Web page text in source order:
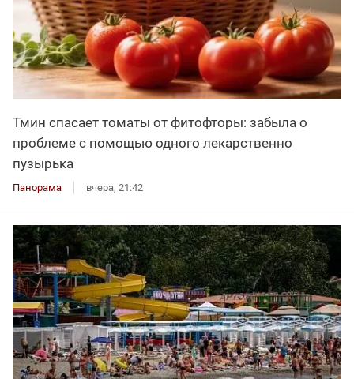
Тмин спасает томаты от фитофторы: забыла о
проблеме с помощью одного лекарственно
пузырька
Панорама вчера, 21:42